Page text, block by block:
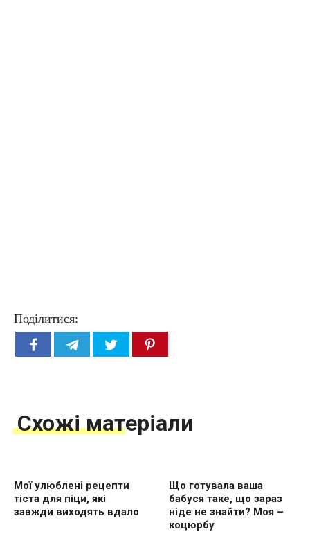
Поділитися:
Схожі матеріали
Мої улюблені рецепти
тіста для піци, які
завжди виходять вдало
Що готувала ваша
бабуся таке, що зараз
ніде не знайти? Моя –
коцюрбу